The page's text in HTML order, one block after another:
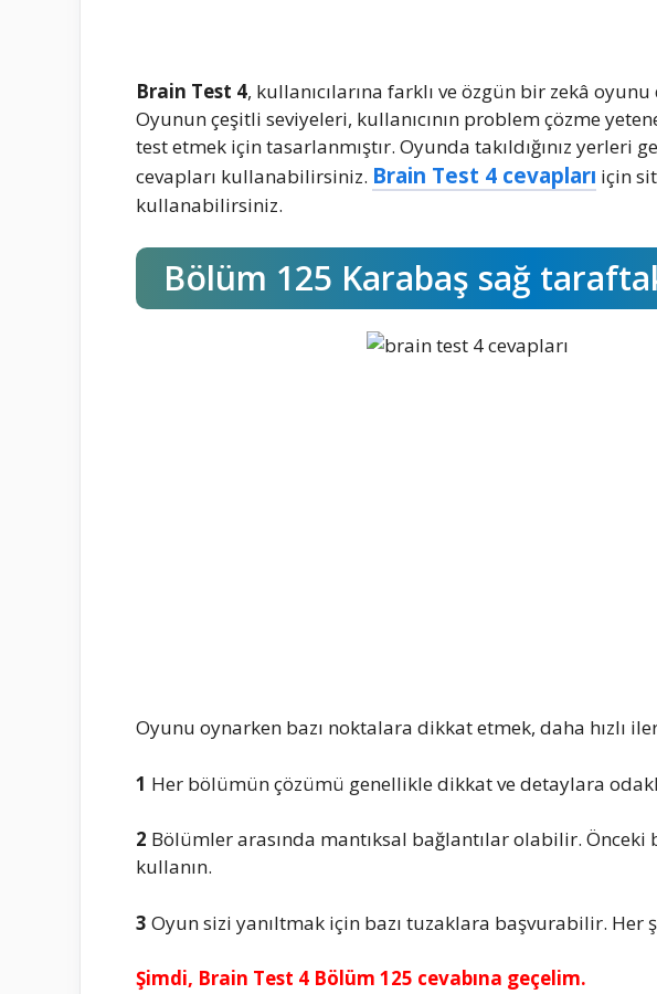
Brain Test 4, kullanıcılarına farklı ve özgün bir zekâ
Oyunun çeşitli seviyeleri, kullanıcının problem çözme
test etmek için tasarlanmıştır. Oyunda takıldığınız yerleri
cevapları kullanabilirsiniz. Brain Test 4 cevapları için
kullanabilirsiniz.
Bölüm 125 Karabaş sağ
Oyunu oynarken bazı noktalara dikkat etmek, daha hızlı
1 Her bölümün çözümü genellikle dikkat ve detaylara
2 Bölümler arasında mantıksal bağlantılar olabilir.
kullanın.
3 Oyun sizi yanıltmak için bazı tuzaklara başvurabilir.
Şimdi, Brain Test 4 Bölüm 125 cevabına geçelim.